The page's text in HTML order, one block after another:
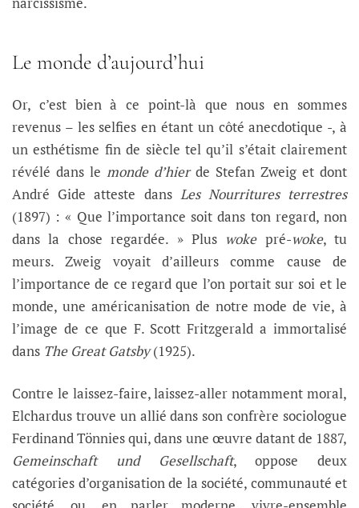
Le monde d’aujourd’hui
Or, c’est bien à ce point-là que nous en sommes
revenus – les selfies en étant un côté anecdotique -, à
un esthétisme fin de siècle tel qu’il s’était clairement
révélé dans le monde d’hierde Stefan Zweig et dont
André Gide atteste dans Les Nourritures terrestres
(1897) : « Que l’importance soit dans ton regard, non
dans la chose regardée. » Plus wokepré-woke, tu
meurs. Zweig voyait d’ailleurs comme cause de
l’importance de ce regard que l’on portait sur soi et le
monde, une américanisation de notre mode de vie, à
l’image de ce que F. Scott Fritzgerald a immortalisé
dans The Great Gatsby(1925).
Contre le laissez-faire, laissez-aller notamment moral,
Elchardus trouve un allié dans son confrère sociologue
Ferdinand Tönnies qui, dans une œuvre datant de 1887,
Gemeinschaft und Gesellschaft, oppose deux
catégories d’organisation de la société, communauté et